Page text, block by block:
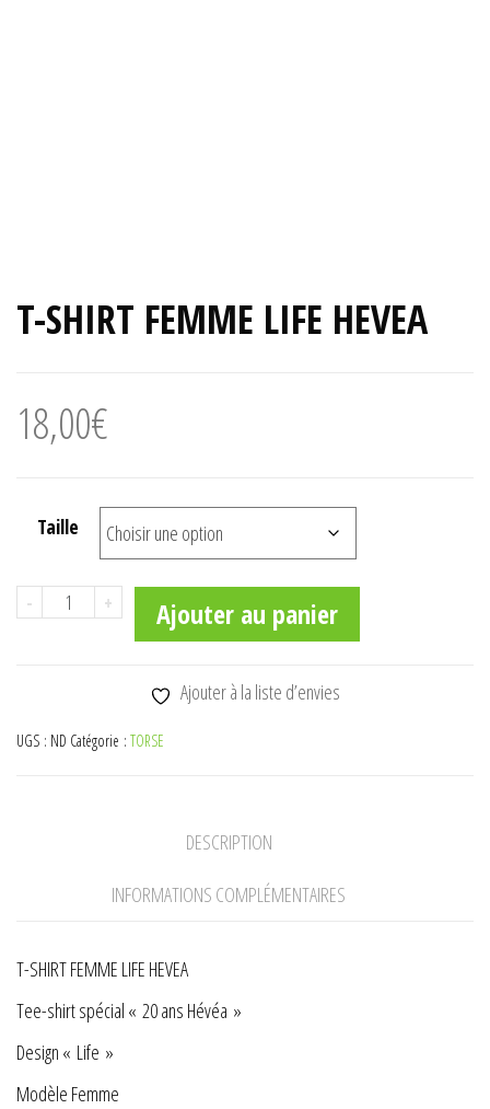
T-SHIRT FEMME LIFE HEVEA
18,00€
Taille
-
quantité
LIFE
+ Ajouter au panier
Ajouter à la liste d’envies
UGS : ND Catégorie : TORSE
DESCRIPTION
INFORMATIONS COMPLÉMENTAIRES
T-SHIRT FEMME LIFE HEVEA
Tee-shirt spécial « 20 ans Hévéa »
Design « Life »
Modèle Femme